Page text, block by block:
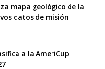
mapa geológico de la
datos de misión
a la AmeriCup